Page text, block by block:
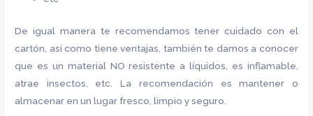
De igual manera te recomendamos tener cuidado con el
cartón, así como tiene ventajas, también te damos a conocer
que es un material NO resistente a líquidos, es inflamable,
atrae insectos, etc. La recomendación es mantener o
almacenar en un lugar fresco, limpio y seguro.